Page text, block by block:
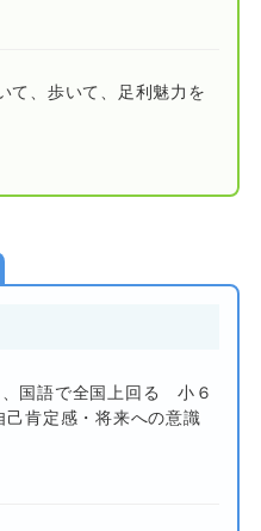
て、歩いて、足利魅力を
、国語で全国上回る 小６
肯定感・将来への意識